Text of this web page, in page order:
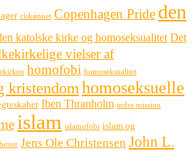
ciskønnet Copenhagen Pride den
katolske kirke og homoseksualitet Det
vielser af
homofobi homoseksualitet
kristendomhomoseksuelle
Iben Thranholm indre mission
islam islamofobi islam og
Jens Ole Christensen John L.